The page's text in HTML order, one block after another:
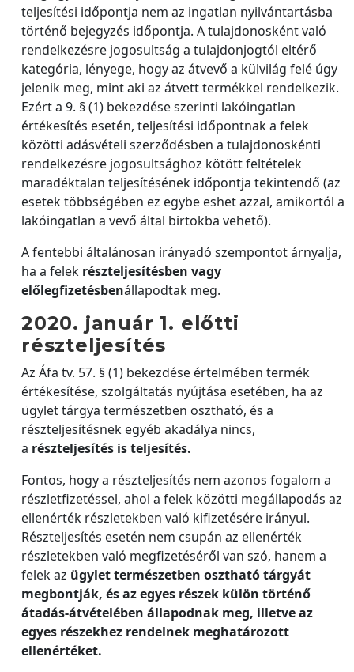
teljesítési időpontja nem az ingatlan nyilvántartásba
történő bejegyzés időpontja. A tulajdonosként való
rendelkezésre jogosultság a tulajdonjogtól eltérő
kategória, lényege, hogy az átvevő a külvilág felé úgy
jelenik meg, mint aki az átvett termékkel rendelkezik.
Ezért a 9. § (1) bekezdése szerinti lakóingatlan
értékesítés esetén, teljesítési időpontnak a felek
közötti adásvételi szerződésben a tulajdonoskénti
rendelkezésre jogosultsághoz kötött feltételek
maradéktalan teljesítésének időpontja tekintendő (az
esetek többségében ez egybe eshet azzal, amikortól a
lakóingatlan a vevő által birtokba vehető).
A fentebbi általánosan irányadó szempontot árnyalja,
ha a felek részteljesítésben vagy
előlegfizetésbenállapodtak meg.
2020. január 1. előtti
részteljesítés
Az Áfa tv. 57. § (1) bekezdése értelmében termék
értékesítése, szolgáltatás nyújtása esetében, ha az
ügylet tárgya természetben osztható, és a
részteljesítésnek egyéb akadálya nincs,
a részteljesítés is teljesítés.
Fontos, hogy a részteljesítés nem azonos fogalom a
részletfizetéssel, ahol a felek közötti megállapodás az
ellenérték részletekben való kifizetésére irányul.
Részteljesítés esetén nem csupán az ellenérték
részletekben való megfizetéséről van szó, hanem a
felek az ügylet természetben osztható tárgyát
megbontják, és az egyes részek külön történő
átadás-átvételében állapodnak meg, illetve az
egyes részekhez rendelnek meghatározott
ellenértéket.